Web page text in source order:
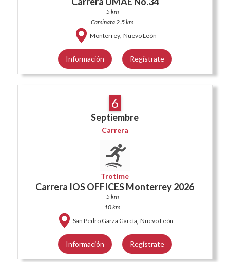
5 km
Caminata 2.5 km
Monterrey, Nuevo León
Información Regístrate
6
Septiembre
Carrera
Trotime
Carrera IOS OFFICES Monterrey 2026
5 km
10 km
San Pedro Garza García, Nuevo León
Información Regístrate